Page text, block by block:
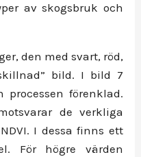
av skogsbruk och
den med svart, röd,
bild. I bild 7
förenklad.
de verkliga
I dessa finns ett
För högre värden